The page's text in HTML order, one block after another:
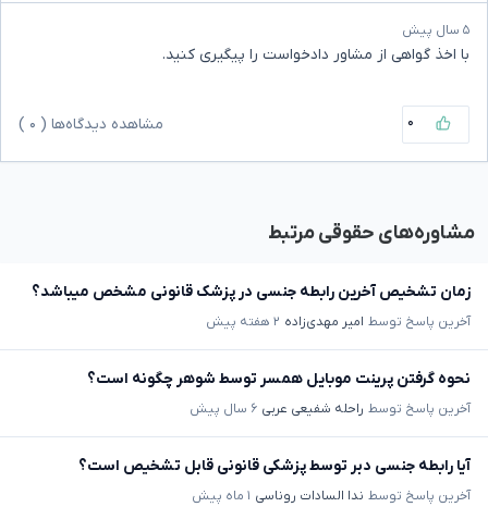
۵ سال پیش
با اخذ گواهی از مشاور دادخواست را پیگیری کنید.
۰ مشاهده دیدگاه‌ها ( ۰
مشاوره‌های حقوقی مرتبط
زمان تشخیص آخرین رابطه جنسی در پزشک قانونی مشخص میباشد؟
آخرین پاسخ توسط امیر مهدی‌زاده ۲ هفته پیش
نحوه گرفتن پرینت موبایل همسر توسط شوهر چگونه است؟
آخرین پاسخ توسط راحله شفیعی عربی ۶ سال پیش
آیا رابطه جنسی دبر توسط پزشکی قانونی قابل تشخیص است؟
آخرین پاسخ توسط ندا السادات روناسی ۱ ماه پیش